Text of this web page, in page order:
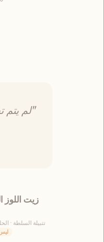
"لم
أُوكَازيُون
زيت
تتبيلة السلطة ·